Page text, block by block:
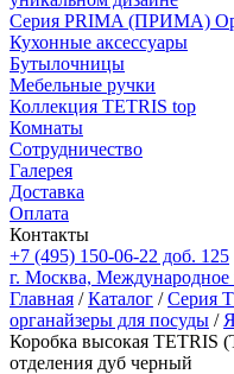
Серия PRIMA (ПРИМА)
Кухонные аксессуары
Бутылочницы
Мебельные ручки
Коллекция TETRIS top
Комнаты
Сотрудничество
Галерея
Доставка
Оплата
Контакты
+7 (495) 150-06-22 доб. 125
г. Москва, Международное
Главная /Каталог /Серия
органайзеры для посуды /
Коробка высокая TETRIS
отделения дуб черный